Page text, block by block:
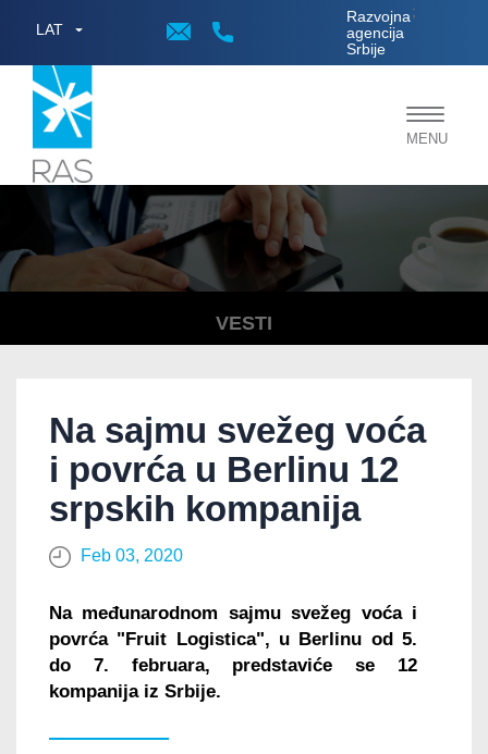
LAT
Razvojna
agencija
Srbije
;
Toggle
MENU
VESTI
Na sajmu svežeg voća
i povrća u Berlinu 12
srpskih kompanija
Feb 03, 2020
Na međunarodnom sajmu svežeg voća i
povrća "Fruit Logistica", u Berlinu od 5.
do 7. februara, predstaviće se 12
kompanija iz Srbije.